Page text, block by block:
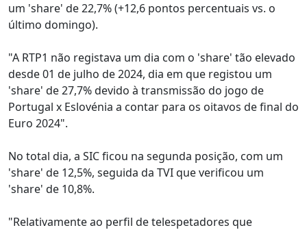
um 'share' de 22,7% (+12,6 pontos percentuais vs. o
último domingo).
"A RTP1 não registava um dia com o 'share' tão elevado
desde 01 de julho de 2024, dia em que registou um
'share' de 27,7% devido à transmissão do jogo de
Portugal x Eslovénia a contar para os oitavos de final do
Euro 2024".
No total dia, a SIC ficou na segunda posição, com um
'share' de 12,5%, seguida da TVI que verificou um
'share' de 10,8%.
"Relativamente ao perfil de telespetadores que